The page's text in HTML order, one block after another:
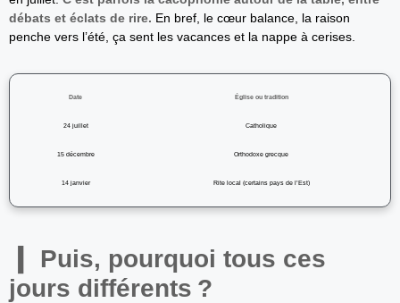
débats et éclats de rire. En bref, le cœur balance, la raison
penche vers l’été, ça sent les vacances et la nappe à cerises.
Date Église ou tradition
24 juillet Catholique
15 décembre Orthodoxe grecque
14 janvier Rite local (certains pays de l’Est)
Puis, pourquoi tous ces
jours différents ?